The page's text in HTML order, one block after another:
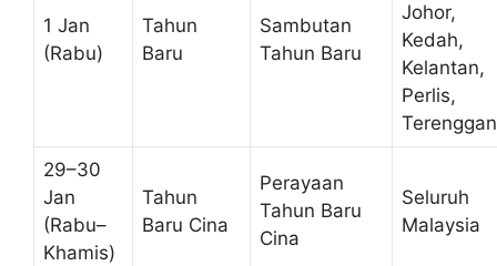
1 Jan
(Rabu)
Tahun
Baru
Sambutan
Tahun Baru
Johor,
Kedah,
Kelantan,
Perlis,
29–30
Jan
(Rabu–
Khamis)
Tahun
Baru Cina
Perayaan
Tahun Baru
Cina
Seluruh
Malaysia